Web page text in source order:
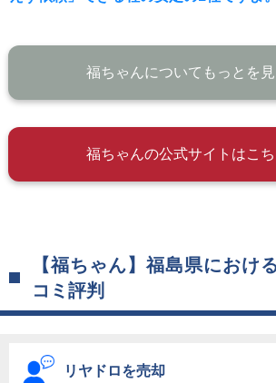
福ちゃんについてもっとを見
福ちゃんの公式サイトはこち
【福ちゃん】福島県におけ
コミ評判
リヤドロを売却